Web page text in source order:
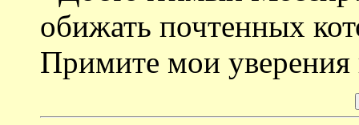
обижать почтенных
Примите мои уверения